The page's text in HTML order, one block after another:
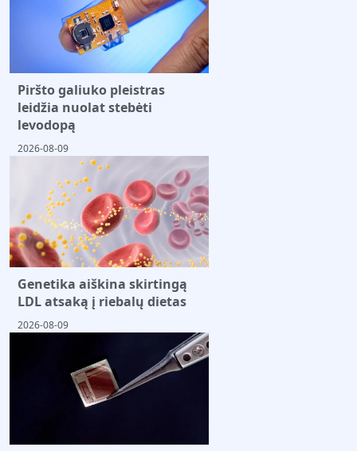
Piršto galiuko pleistras
leidžia nuolat stebėti
levodopą
2026-08-09
Genetika aiškina skirtingą
LDL atsaką į riebalų dietas
2026-08-09